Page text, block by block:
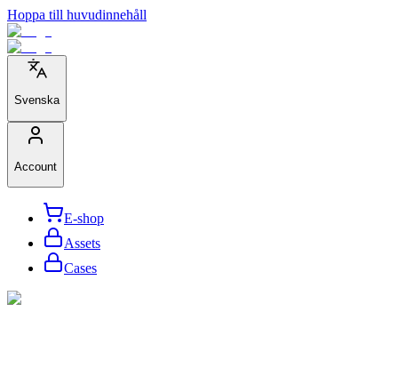
Hoppa till huvudinnehåll
Svenska
Account
E-shop
Assets
Cases